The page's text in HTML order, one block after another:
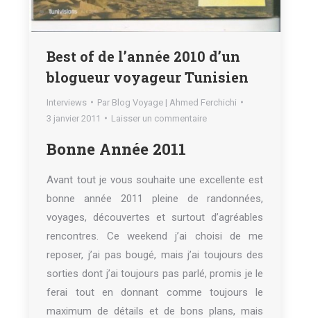
Best of de l’année 2010 d’un
blogueur voyageur Tunisien
Interviews Par Blog Voyage | Ahmed Ferchichi
3 janvier 2011
Laisser un commentaire
Bonne Année 2011
Avant tout je vous souhaite une excellente est
bonne année 2011 pleine de randonnées,
voyages, découvertes et surtout d’agréables
rencontres. Ce weekend j’ai choisi de me
reposer, j’ai pas bougé, mais j’ai toujours des
sorties dont j’ai toujours pas parlé, promis je le
ferai tout en donnant comme toujours le
maximum de détails et de bons plans, mais